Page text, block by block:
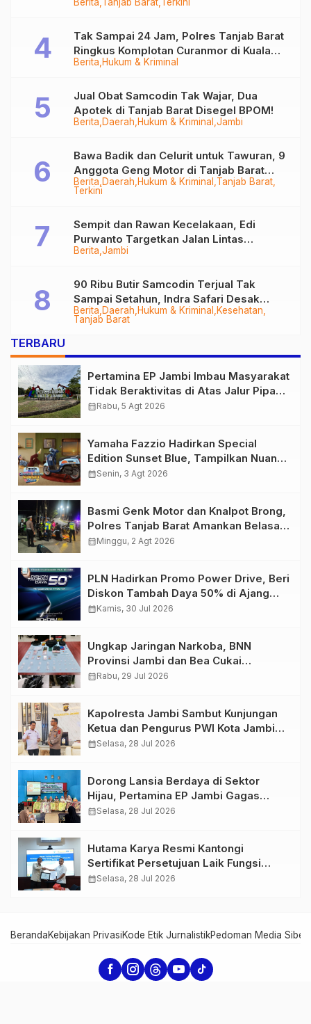
Juta
Berita Hukum & Kriminal
Tak Sampai 24 Jam, Polres Tanjab Barat
Ringkus Komplotan Curanmor di Kuala
Tungkal
Berita Daerah Hukum & Kriminal Jambi
Jual Obat Samcodin Tak Wajar, Dua
Apotek di Tanjab Barat Disegel BPOM!
Berita Daerah Hukum & Kriminal Tanjab Barat
Terkini
Bawa Badik dan Celurit untuk Tawuran, 9
Anggota Geng Motor di Tanjab Barat
Diringkus
Berita Jambi
Sempit dan Rawan Kecelakaan, Edi
Purwanto Targetkan Jalan Lintas
Tungkal-Jambi Mulus di 2028
Berita Daerah Hukum & Kriminal
Kesehatan
Tanjab Barat
90 Ribu Butir Samcodin Terjual Tak
Sampai Setahun, Indra Safari Desak
Audit Menyeluruh
TERBARU
Pertamina EP Jambi Imbau Masyarakat
Tidak Beraktivitas di Atas Jalur Pipa
Migas Demi Keselamatan Bersama
calendar_monthRabu, 5 Agt 2026
Yamaha Fazzio Hadirkan Special
Edition Sunset Blue, Tampilkan Nuansa
Retro Summer yang Semakin Skena
calendar_monthSenin, 3 Agt 2026
Basmi Genk Motor dan Knalpot Brong,
Polres Tanjab Barat Amankan Belasan
Kendaraan
calendar_monthMinggu, 2 Agt 2026
PLN Hadirkan Promo Power Drive, Beri
Diskon Tambah Daya 50% di Ajang
GIIAS 2026
calendar_monthKamis, 30 Jul 2026
Ungkap Jaringan Narkoba, BNN
Provinsi Jambi dan Bea Cukai
Amankan Sembilan Pelaku beserta
calendar_monthRabu, 29 Jul 2026
Kapolresta Jambi Sambut Kunjungan
Ketua dan Pengurus PWI Kota Jambi
Perkuat Sinergi dan Kolaborasi
calendar_monthSelasa, 28 Jul 2026
Dorong Lansia Berdaya di Sektor
Hijau, Pertamina EP Jambi Gagas
Lansiapreneur Batik Eco-Print
calendar_monthSelasa, 28 Jul 2026
Hutama Karya Resmi Kantongi
Sertifikat Persetujuan Laik Fungsi
Struktur Jembatan Musi V Tol
calendar_monthSelasa, 28 Jul 2026
BerandaKebijakan PrivasiKode Etik JurnalistikPedoman Media Siber